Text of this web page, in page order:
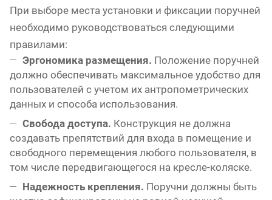
При выборе места установки и фиксации поручней
необходимо руководствоваться следующими
правилами:
Эргономика размещения. Положение поручней
должно обеспечивать максимальное удобство для
пользователей с учетом их антропометрических
данных и способа использования.
Свобода доступа. Конструкция не должна
создавать препятствий для входа в помещение и
свободного перемещения любого пользователя, в
том числе передвигающегося на кресле-коляске.
Надежность крепления. Поручни должны быть